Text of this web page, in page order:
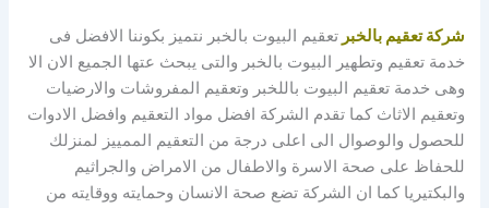
شركة تعقيم بالخبرتعقيم البيوت بالخبر نتميز بكوننا الافضل فى
خدمة تعقيم وتطهير البيوت بالخبر والتى يبحث عتها الجميع الان الا
وهى خدمة تعقيم البيوت باللخبر وتعقيم المفروشات والارضيات
وتعقيم الاثاث كما تقدم الشركة افضل مواد التعقيم وافضل الادوات
للحصول والوصوال الى اعلى درجة من التعقيم الممييز لمنزلك
للحفاظ على صحة الاسرة والاطفال من الامراض والجراثيم
والبكتيريا كما ان الشركة تضع صحة الانسان وحمايته ووقايته من